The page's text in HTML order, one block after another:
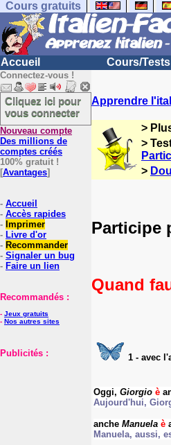
Cours gratuits
Accueil Cours/Tests
Connectez-vous !
Cliquez ici pour
vous connecter
Nouveau compte
Des millions de
comptes créés
100% gratuit !
[Avantages]
- Accueil
- Accès rapides
- Imprimer
- Livre d'or
- Recommander
- Signaler un bug
- Faire un lien
Recommandés :
- Jeux gratuits
- Nos autres sites
Publicités :
Apprendre
>
>
>
Participe
Quand
1 - avec
Oggi, Giorgio è
Aujourd'hui,
anche Manuela è
Manuela, aussi,